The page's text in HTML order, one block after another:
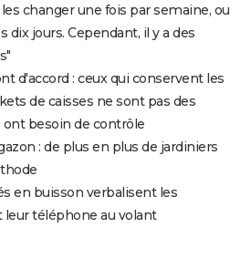
changer une fois par semaine, ou
jours. Cependant, il y a des
d'accord : ceux qui conservent les
de caisses ne sont pas des
besoin de contrôle
: de plus en plus de jardiniers
en buisson verbalisent les
téléphone au volant